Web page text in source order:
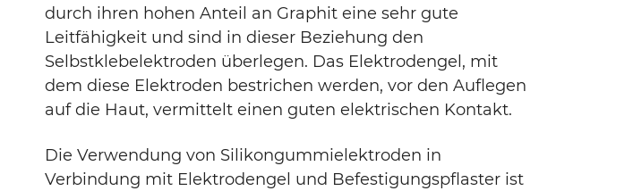
durch ihren hohen Anteil an Graphit eine sehr gute
Leitfähigkeit und sind in dieser Beziehung den
Selbstklebelektroden überlegen. Das Elektrodengel, mit
dem diese Elektroden bestrichen werden, vor den Auflegen
auf die Haut, vermittelt einen guten elektrischen Kontakt.
Die Verwendung von Silikongummielektroden in
Verbindung mit Elektrodengel und Befestigungspflaster ist